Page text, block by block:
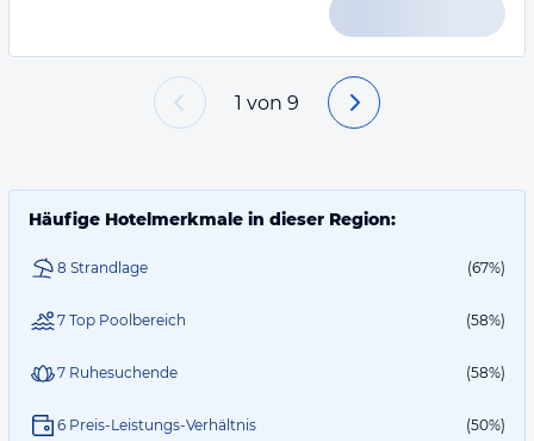
1 von 9
Häufige Hotelmerkmale in dieser Region:
8 Strandlage (67%)
7 Top Poolbereich (58%)
7 Ruhesuchende (58%)
6 Preis-Leistungs-Verhältnis (50%)